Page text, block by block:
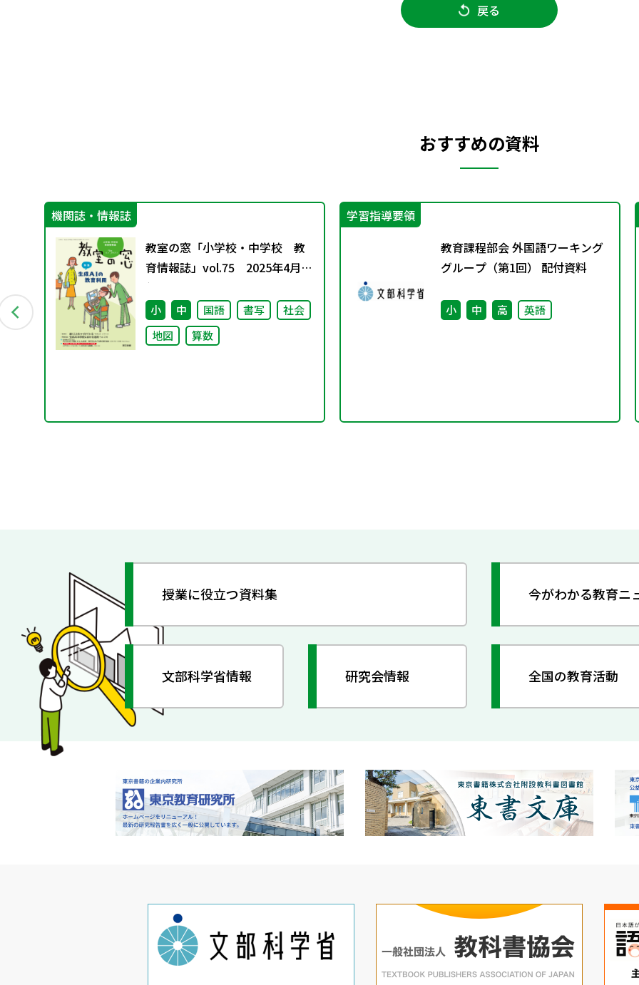
戻る
おすすめの資料
機関誌・情報誌
教室の窓「小学校・中学校 教
育情報誌」vol.75 2025年4月発
行
小 中 国語 書写
社会
地図
算数
学習指導要領
教育課程部会 外国語ワーキング
グループ（第1回） 配付資料
小 中 高 英語
授業に役立つ資料集 今がわかる教育ニ
文部科学省情報 研究会情報 全国の教育活動